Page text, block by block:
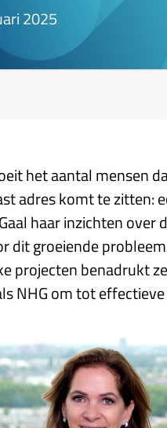
2025
het aantal mensen
adres komt te zitten:
haar inzichten over
dit groeiende
projecten benadrukt
NHG om tot